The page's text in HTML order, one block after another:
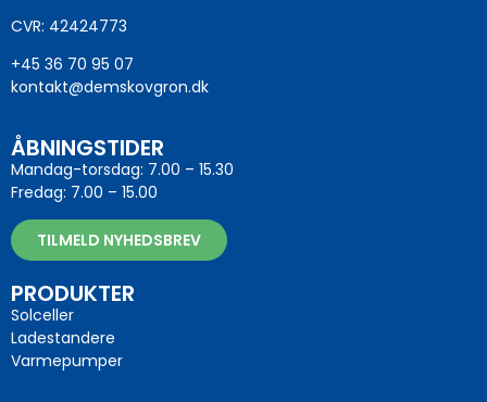
CVR: 42424773
+45 36 70 95 07
kontakt@demskovgron.dk
ÅBNINGSTIDER
Mandag-torsdag: 7.00 – 15.30
Fredag: 7.00 – 15.00
TILMELD NYHEDSBREV
PRODUKTER
Solceller
Ladestandere
Varmepumper